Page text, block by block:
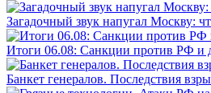
Загадочный звук напугал Москву:
Итоги 06.08: Санкции против РФ и
Банкет генералов. Последствия